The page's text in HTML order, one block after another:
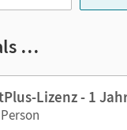
…
Lizenz - 1